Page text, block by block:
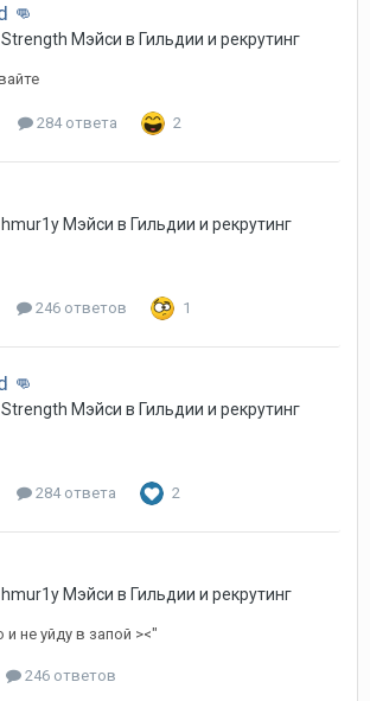
👊
Strength Мэйси в Гильдии и рекрутинг
284 ответа 2
hmur1y Мэйси в Гильдии и рекрутинг
246 ответов 1
👊
Strength Мэйси в Гильдии и рекрутинг
284 ответа 2
hmur1y Мэйси в Гильдии и рекрутинг
не уйду в запой ><"
246 ответов